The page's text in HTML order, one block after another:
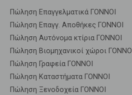
Πώληση Επαγγελματικά ΓΟΝΝΟΙ
Πώληση Επαγγ. Αποθήκες ΓΟΝΝΟΙ
Πώληση Αυτόνομα κτίρια ΓΟΝΝΟΙ
Πώληση Βιομηχανικοί χώροι ΓΟΝΝΟΙ
Πώληση Γραφεία ΓΟΝΝΟΙ
Πώληση Καταστήματα ΓΟΝΝΟΙ
Πώληση Ξενοδοχεία ΓΟΝΝΟΙ